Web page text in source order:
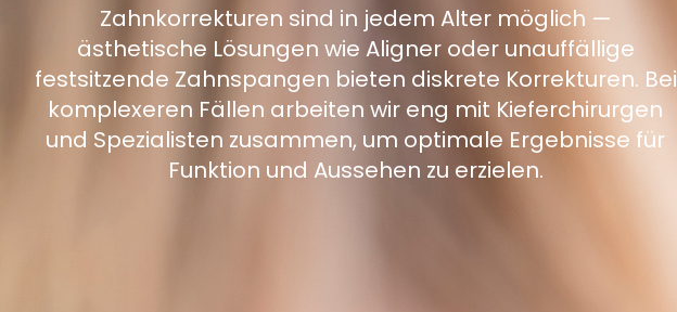
Zahnkorrekturen sind in jedem Alter möglich —
ästhetische Lösungen wie Aligner oder unauffällige
festsitzende Zahnspangen bieten diskrete Korrekturen. Bei
komplexeren Fällen arbeiten wir eng mit Kieferchirurgen
und Spezialisten zusammen, um optimale Ergebnisse für
Funktion und Aussehen zu erzielen.